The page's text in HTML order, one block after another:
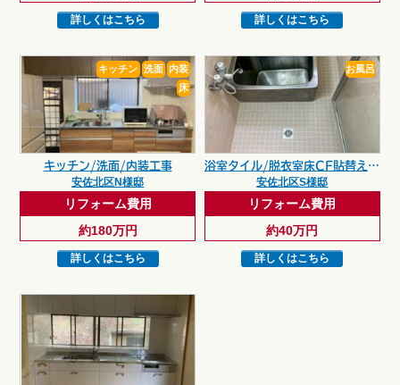
詳しくはこちら 詳しくはこちら
キッチン 洗面
内装
床
キッチン/洗面/内装工事
安佐北区N様邸
リフォーム費用
約180万円
詳しくはこちら
お風呂
浴室タイル/脱衣室床CF貼替え工事
安佐北区S様邸
リフォーム費用
約40万円
詳しくはこちら